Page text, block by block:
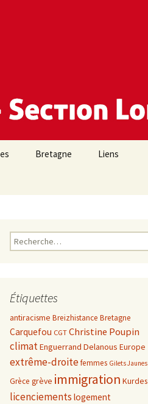
Bretagne Liens
Rechercher :
Étiquettes
antiracisme Breizhistance Bretagne
Carquefou CGTChristine Poupin
climatEnguerrand Delanous Europe
extrême-droitefemmes Gilets Jaunes
Grèce grève immigration Kurdes
licenciements logement